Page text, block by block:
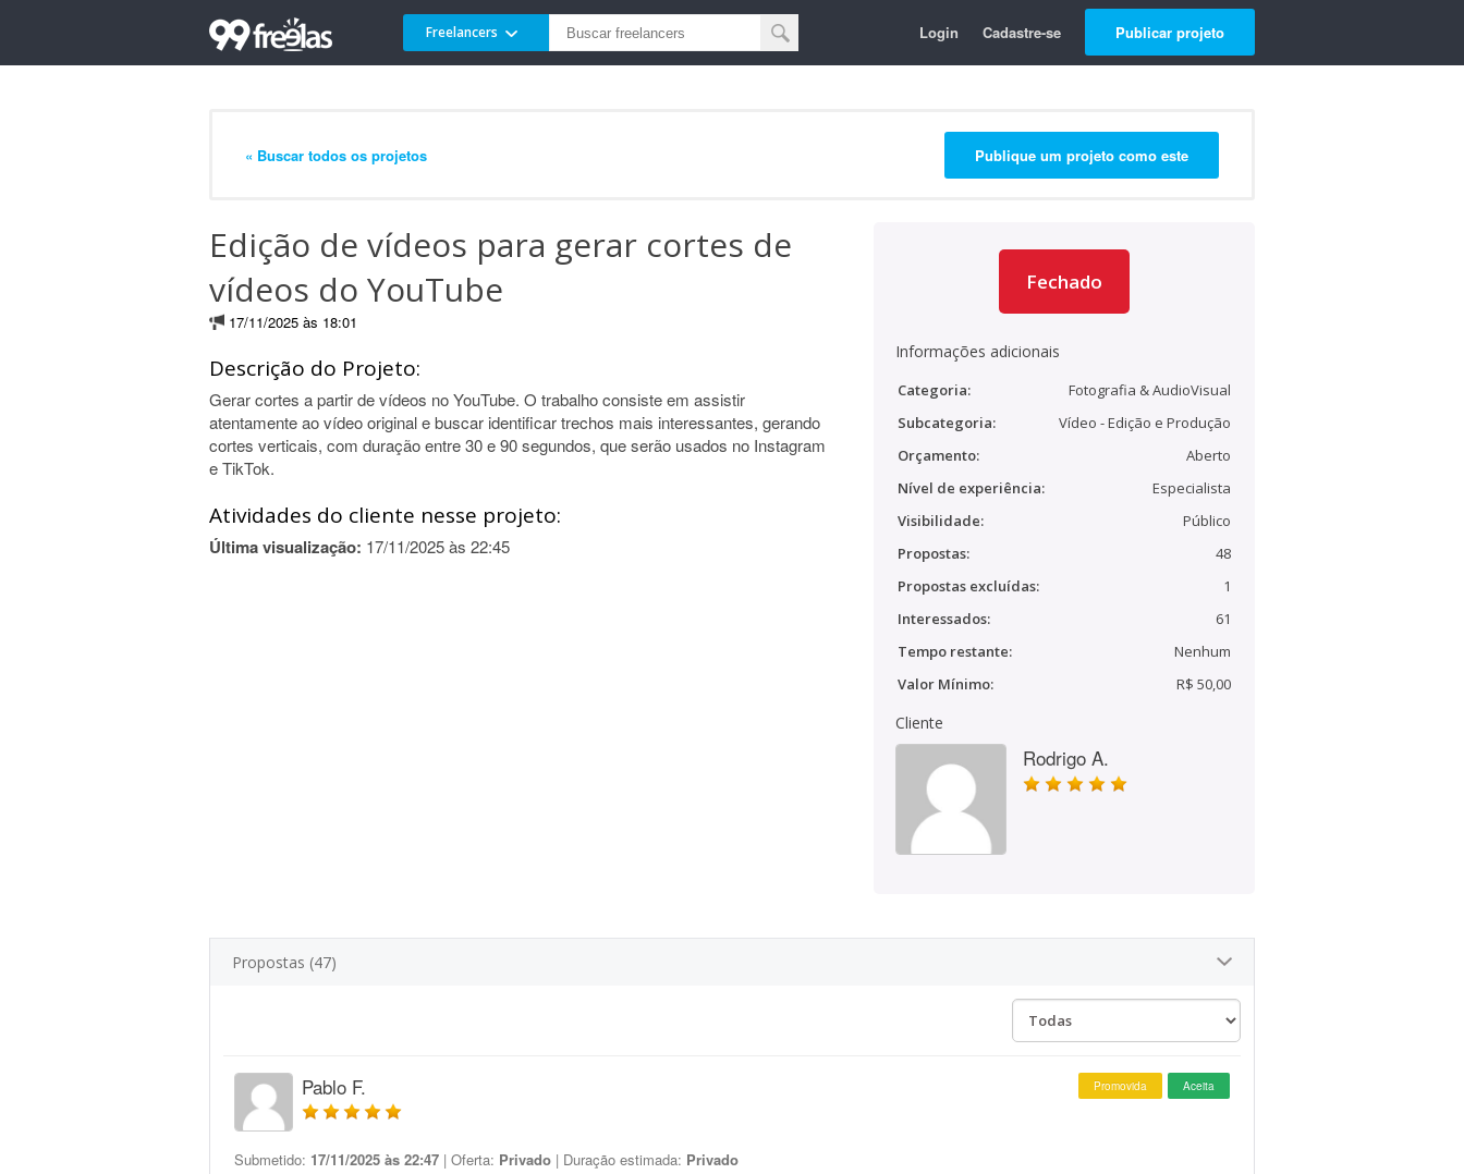
Freelancers Login Cadastre-se Publicar projeto
« Buscar todos os projetos Publique um projeto como este
Edição de vídeos para gerar cortes de
vídeos do YouTube
17/11/2025 às 18:01
Descrição do Projeto:
Gerar cortes a partir de vídeos no YouTube. O trabalho consiste em assistir
atentamente ao vídeo original e buscar identificar trechos mais interessantes, gerando
cortes verticais, com duração entre 30 e 90 segundos, que serão usados no Instagram
e TikTok.
Atividades do cliente nesse projeto:
Última visualização: 17/11/2025 às 22:45
Fechado
Informações adicionais
Categoria:
Fotografia & AudioVisual
Subcategoria:
Vídeo - Edição e Produção
Orçamento:
Aberto
Nível de experiência:
Especialista
Visibilidade:
Público
Propostas:
48
Propostas excluídas:
1
Interessados:
61
Tempo restante:
Nenhum
Valor Mínimo:
R$ 50,00
Cliente
Rodrigo A.
Propostas (47)
Pablo F. Promovida Aceita
Submetido: 17/11/2025 às 22:47 | Oferta: Privado | Duração estimada: Privado